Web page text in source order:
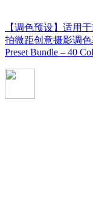
【调色预设】适用
拍微距创意摄影调色
Preset Bundle – 40